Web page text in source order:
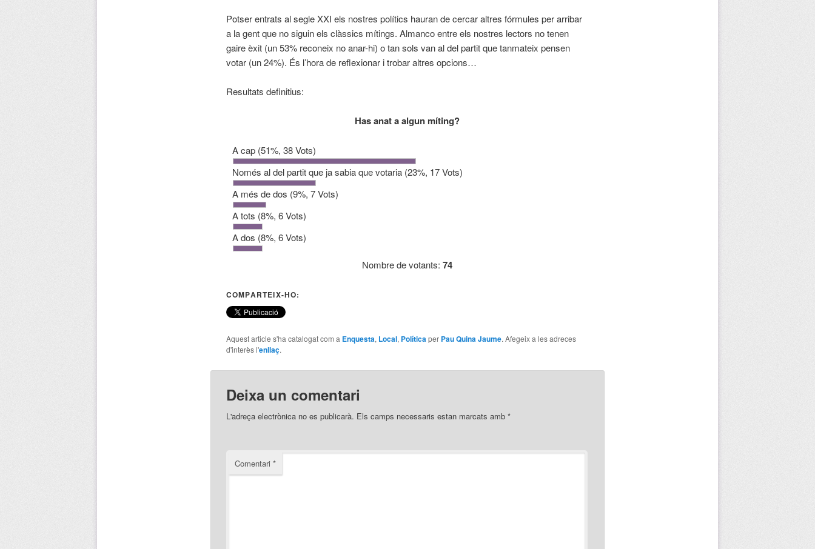
Potser entrats al segle XXI els nostres polítics hauran de cercar altres fórmules per arribar
a la gent que no siguin els clàssics mítings. Almanco entre els nostres lectors no tenen
gaire èxit (un 53% reconeix no anar-hi) o tan sols van al del partit que tanmateix pensen
votar (un 24%). És l’hora de reflexionar i trobar altres opcions…
Resultats definitius:
Has anat a algun míting?
A cap (51%, 38 Vots)
Només al del partit que ja sabia que votaria (23%, 17 Vots)
A més de dos (9%, 7 Vots)
A tots (8%, 6 Vots)
A dos (8%, 6 Vots)
Nombre de votants:74
COMPARTEIX-HO:
Aquest article s'ha catalogat com a Enquesta, Local, Políticaper Pau Quina Jaume. Afegeix a les adreces
d'interès l'enllaç.
Deixa un comentari
L'adreça electrònica no es publicarà. Els camps necessaris estan marcats amb *
Comentari *